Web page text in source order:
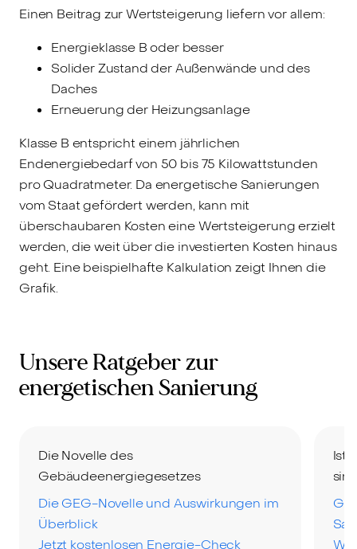
Einen Beitrag zur Wertsteigerung liefern vor allem:
Energieklasse B oder besser
Solider Zustand der Außenwände und des
Daches
Erneuerung der Heizungsanlage
Klasse B entspricht einem jährlichen
Endenergiebedarf von 50 bis 75 Kilowattstunden
pro Quadratmeter. Da energetische Sanierungen
vom Staat gefördert werden, kann mit
überschaubaren Kosten eine Wertsteigerung erzielt
werden, die weit über die investierten Kosten hinaus
geht. Eine beispielhafte Kalkulation zeigt Ihnen die
Grafik.
Unsere Ratgeber zur
energetischen Sanierung
Die Novelle des
Gebäudeenergiegesetzes
Die GEG-Novelle und Auswirkungen im
Überblick
Jetzt kostenlosen Energie-Check
Ist